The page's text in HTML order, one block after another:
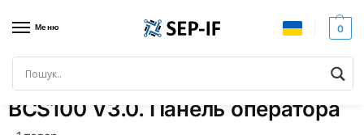
Меню 0
Головна Товари з позначками “BCS100 V3.0. Панель оператора”
BCS100 V3.0. Панель оператора